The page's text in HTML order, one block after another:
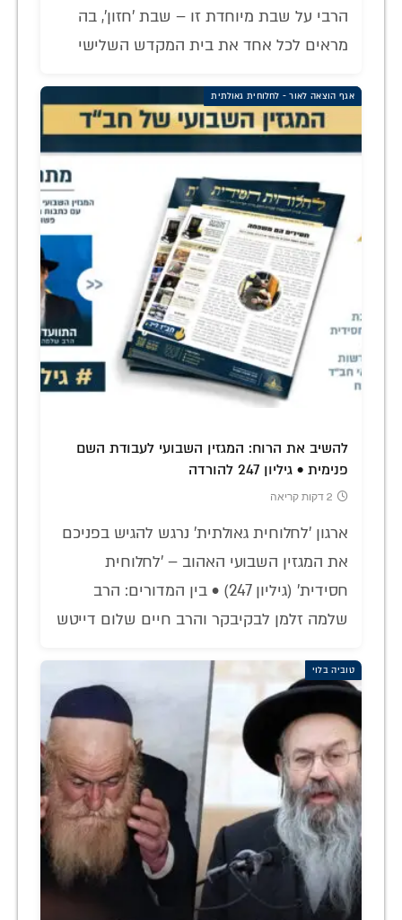
הרבי על שבת מיוחדת זו – שבת 'חזון', בה
מראים לכל אחד את בית המקדש השלישי
אגף הוצאה לאור - לחלוחית גאולתית
להשיב את הרוח: המגזין השבועי לעבודת השם
פנימית • גיליון 247 להורדה
2 דקות קריאה
ארגון 'לחלוחית גאולתית' נרגש להגיש בפניכם
את המגזין השבועי האהוב – 'לחלוחית
חסידית' (גיליון 247) • בין המדורים: הרב
שלמה זלמן לבקיבקר והרב חיים שלום דייטש
טוביה בלוי